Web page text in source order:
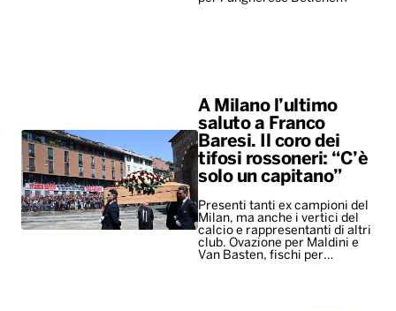
A Milano l’ultimo
saluto a Franco
Baresi. Il coro dei
tifosi rossoneri: “C’è
solo un capitano”
Presenti tanti ex campioni del
Milan, ma anche i vertici del
calcio e rappresentanti di altri
club. Ovazione per Maldini e
Van Basten, fischi per…